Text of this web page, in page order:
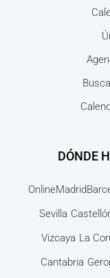
DÓNDE
OnlineMadrid
Sevilla
Vizcaya La
Cantabria